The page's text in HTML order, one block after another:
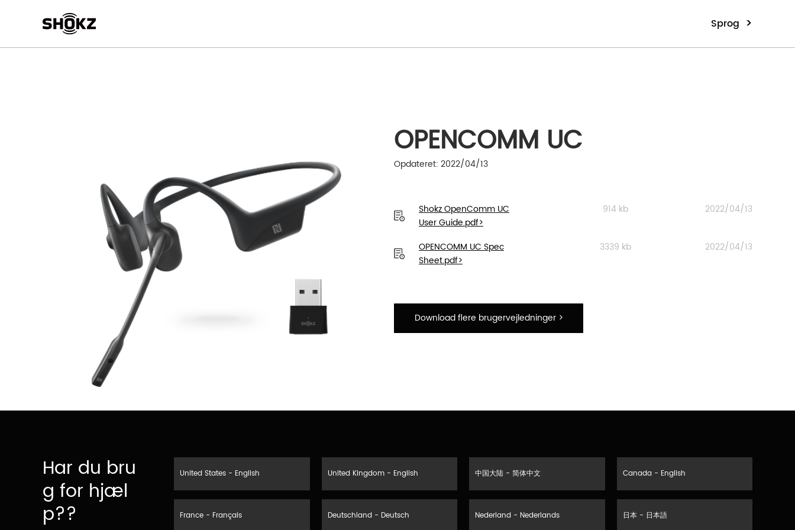
Sprog >
OPENCOMM UC
Opdateret: 2022/04/13
Shokz OpenComm UC
User Guide.pdf>
914 kb 2022/04/13
OPENCOMM UC Spec
Sheet.pdf>
3339 kb 2022/04/13
Download flere brugervejledninger >
Har du bru
g for hjæl
p??
United States - English United Kingdom - English 中国大陆 - 简体中文 Canada - English
France - Français Deutschland - Deutsch Nederland - Nederlands 日本 - 日本語